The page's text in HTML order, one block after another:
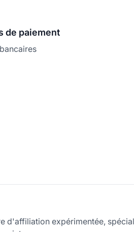
de paiement
d'affiliation expérimentée,